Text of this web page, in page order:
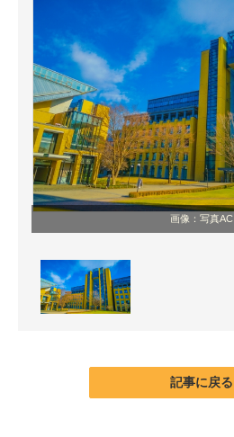
好きが集まる 比べて選べる
ビジネスと働き方のヒント
AI活用のいまが分かる
企業ITのトレンドを詳説
経営リーダーのコミュニティ
マーケ×ITの今がよく分かる
ITエンジニア向け専門サイト
IT製品の技術・比較・事例
画像：写真AC
記事に戻る